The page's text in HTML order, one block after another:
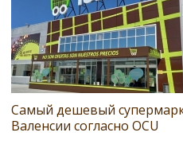
Самый дешевый
Валенсии согласно OCU